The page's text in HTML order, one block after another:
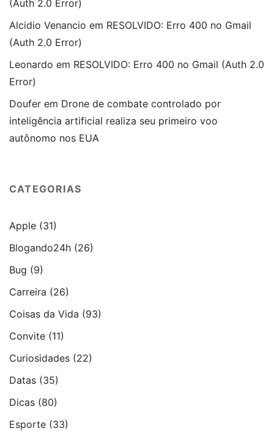
(Auth 2.0 Error)
Alcidio Venancio em RESOLVIDO: Erro 400 no Gmail
(Auth 2.0 Error)
Leonardo em RESOLVIDO: Erro 400 no Gmail (Auth 2.0
Error)
Doufer em Drone de combate controlado por
inteligência artificial realiza seu primeiro voo
autônomo nos EUA
CATEGORIAS
Apple (31)
Blogando24h (26)
Bug (9)
Carreira (26)
Coisas da Vida (93)
Convite (11)
Curiosidades (22)
Datas (35)
Dicas (80)
Esporte (33)